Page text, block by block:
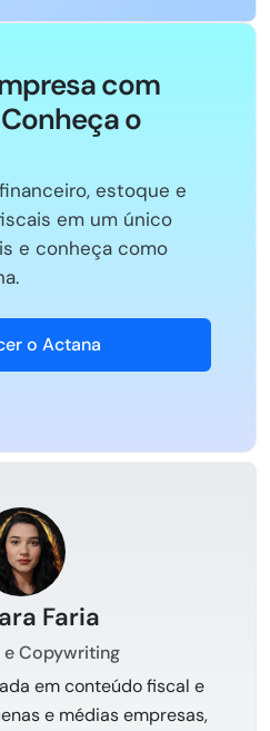
com
o
estoque e
em um único
e conheça como
o Actana
Faria
e Copywriting
em conteúdo fiscal e
e médias empresas,